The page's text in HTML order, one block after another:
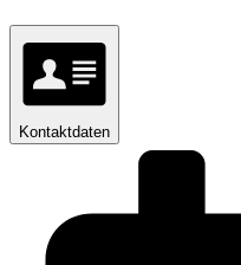
Kontaktdaten